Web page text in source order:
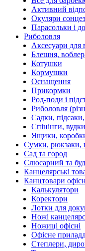
Активний
Окуляри
Парасольки і
Риболовля
Аксесуари для
Блешня,
Котушки
Кормушки
Оснащення
Прикормки
Род-поди і
Риболовля
Садки,
Спінінги, вудки
Ящики,
Сумки, рюкзаки,
Сад та город
Слюсарний та
Канцелярські
Канцтовари
Калькулятори
Коректори
Лотки для
Ножі
Ножиці офісні
Офісне
Степлери,